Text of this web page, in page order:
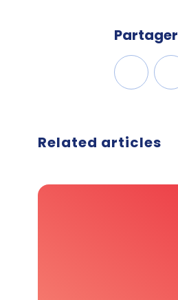
Partager
Related articles